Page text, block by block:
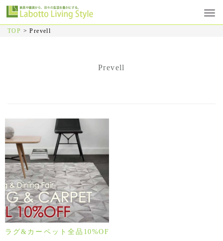
TOP >Prevell
Prevell
ラグ&カーペット全品10%OF